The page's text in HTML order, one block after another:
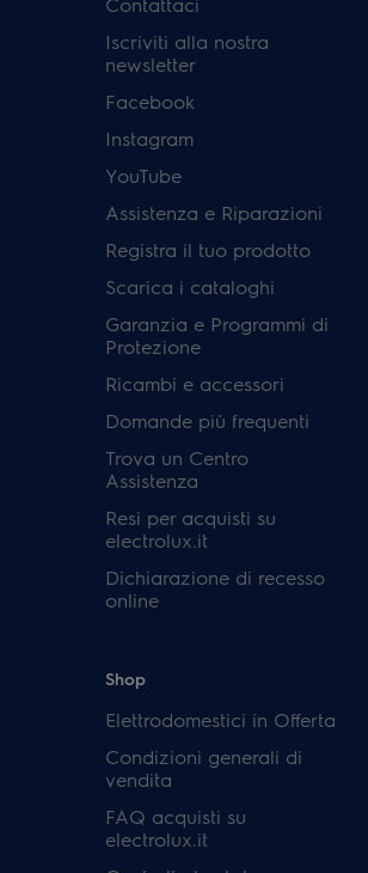
Iscriviti alla nostra
newsletter
Facebook
Instagram
YouTube
Assistenza e Riparazioni
Registra il tuo prodotto
Scarica i cataloghi
Garanzia e Programmi di
Protezione
Ricambi e accessori
Domande più frequenti
Trova un Centro
Assistenza
Resi per acquisti su
electrolux.it
Dichiarazione di recesso
online
Shop
Elettrodomestici in Offerta
Condizioni generali di
vendita
FAQ acquisti su
electrolux.it